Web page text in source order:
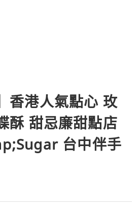
香港人氣點心 玫
酥 甜忌廉甜點店
台中伴手